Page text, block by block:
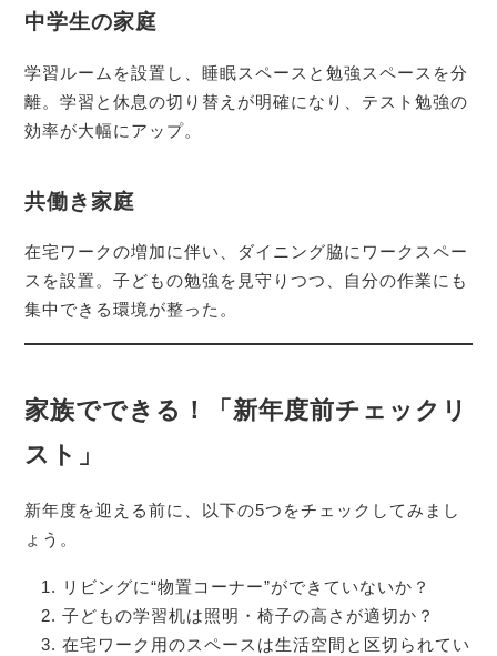
中学生の家庭
学習ルームを設置し、睡眠スペースと勉強スペースを分
離。学習と休息の切り替えが明確になり、テスト勉強の
効率が大幅にアップ。
共働き家庭
在宅ワークの増加に伴い、ダイニング脇にワークスペー
スを設置。子どもの勉強を見守りつつ、自分の作業にも
集中できる環境が整った。
家族でできる！「新年度前チェックリ
スト」
新年度を迎える前に、以下の5つをチェックしてみまし
ょう。
リビングに“物置コーナー”ができていないか？
子どもの学習机は照明・椅子の高さが適切か？
在宅ワーク用のスペースは生活空間と区切られてい